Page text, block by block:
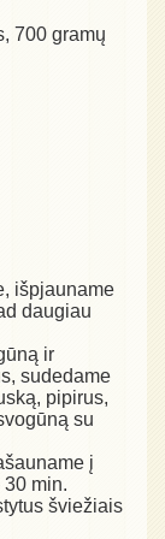
700 gramų
išpjauname
daugiau
ir
sudedame
pipirus,
su
į
30 min.
šviežiais